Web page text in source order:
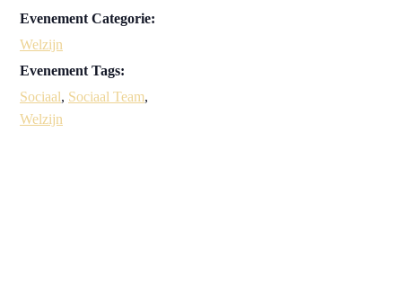
Evenement Categorie:
Welzijn
Evenement Tags:
Sociaal, Sociaal Team,
Welzijn